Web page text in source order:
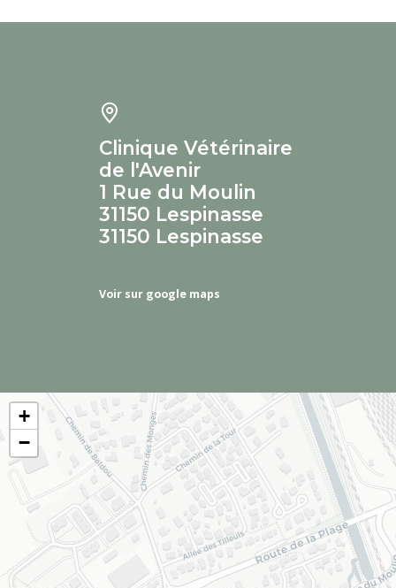
Clinique Vétérinaire
de l'Avenir
1 Rue du Moulin
31150 Lespinasse
31150 Lespinasse
Voir sur google maps
+
−